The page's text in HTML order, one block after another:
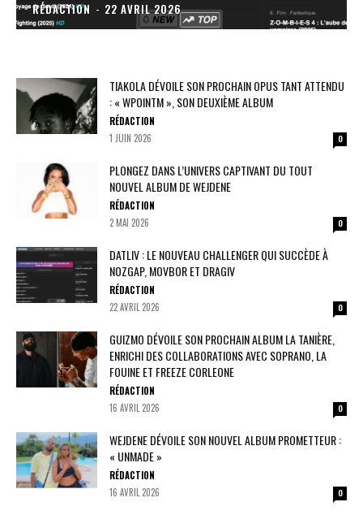
RÉDACTION - 22 AVRIL 2026
TIAKOLA DÉVOILE SON PROCHAIN OPUS TANT ATTENDU
: « WPOINTM », SON DEUXIÈME ALBUM
RÉDACTION
1 JUIN 2026
0
PLONGEZ DANS L’UNIVERS CAPTIVANT DU TOUT
NOUVEL ALBUM DE WEJDENE
RÉDACTION
2 MAI 2026
0
DATLIV : LE NOUVEAU CHALLENGER QUI SUCCÈDE À
NOZGAP, MOVBOR ET DRAGIV
RÉDACTION
22 AVRIL 2026
0
GUIZMO DÉVOILE SON PROCHAIN ALBUM LA TANIÈRE,
ENRICHI DES COLLABORATIONS AVEC SOPRANO, LA
FOUINE ET FREEZE CORLEONE
RÉDACTION
16 AVRIL 2026
0
WEJDENE DÉVOILE SON NOUVEL ALBUM PROMETTEUR :
« UNMADE »
RÉDACTION
16 AVRIL 2026
0